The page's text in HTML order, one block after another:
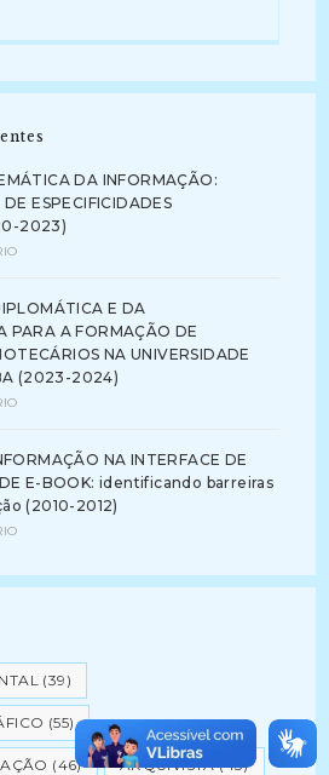
DA INFORMAÇÃO:
ESPECIFICIDADES
2023)
E DA
PARA A FORMAÇÃO DE
NA UNIVERSIDADE
(2023-2024)
NA INTERFACE DE
E-BOOK: identificando barreiras
(2010-2012)
(39)
(55)
(46) ARQUIVISTA(43)